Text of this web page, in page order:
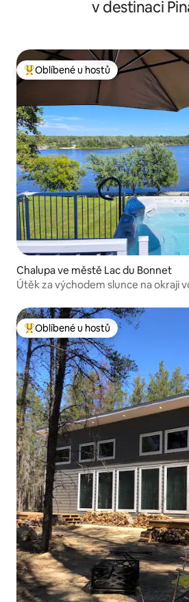
v destinaci
Nejlepší v kategorii Oblíbené u hostů
Oblíbené u hostů
Chalupa ve městě Lac du Bonnet
Útěk za východem slunce na okraji
Nejlepší v kategorii Oblíbené u hostů
Oblíbené u hostů